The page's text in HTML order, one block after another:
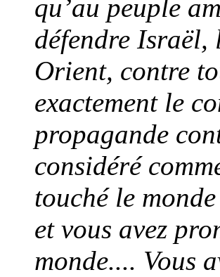
qu’au peuple
défendre Israël,
Orient, contre
exactement le
propagande
considéré
touché le
et vous avez
monde.... Vous